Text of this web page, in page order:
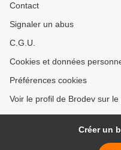
Contact
Signaler un abus
C.G.U.
Cookies et données
Préférences cookies
Voir le profil de Brodev sur
Créer un